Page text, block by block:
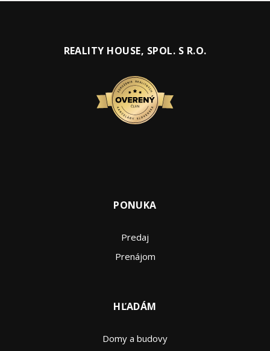
REALITY HOUSE, SPOL. S R.O.
PONUKA
Predaj
Prenájom
HĽADÁM
Domy a budovy